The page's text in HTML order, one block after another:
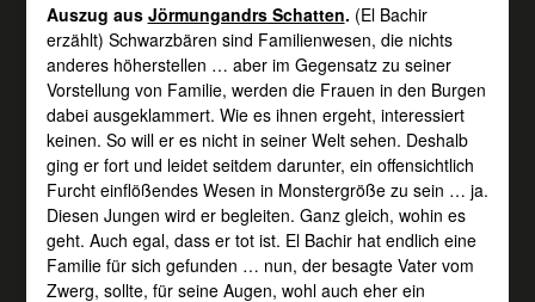
Auszug aus Jörmungandrs Schatten. (El Bachir
erzählt) Schwarzbären sind Familienwesen, die nichts
anderes höherstellen … aber im Gegensatz zu seiner
Vorstellung von Familie, werden die Frauen in den Burgen
dabei ausgeklammert. Wie es ihnen ergeht, interessiert
keinen. So will er es nicht in seiner Welt sehen. Deshalb
ging er fort und leidet seitdem darunter, ein offensichtlich
Furcht einflößendes Wesen in Monstergröße zu sein … ja.
Diesen Jungen wird er begleiten. Ganz gleich, wohin es
geht. Auch egal, dass er tot ist. El Bachir hat endlich eine
Familie für sich gefunden … nun, der besagte Vater vom
Zwerg, sollte, für seine Augen, wohl auch eher ein